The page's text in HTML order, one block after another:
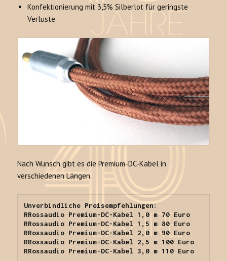
Konfektionierung mit 3,5% Silberlot für geringste
Verluste
Nach Wunsch gibt es die Premium-DC-Kabel in
verschiedenen Längen.
Unverbindliche Preisempfehlungen:
RRossaudio Premium-DC-Kabel 1,0 m 70 Euro
RRossaudio Premium-DC-Kabel 1,5 m 80 Euro
RRossaudio Premium-DC-Kabel 2,0 m 90 Euro
RRossaudio Premium-DC-Kabel 2,5 m 100 Euro
RRossaudio Premium-DC-Kabel 3,0 m 110 Euro